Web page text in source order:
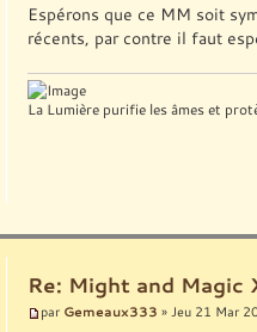
Espérons que ce MM soit
récents, par contre il faut
La Lumière purifie les âmes et
Re: Might and Magic
par Gemeaux333 » Jeu 21 Mar